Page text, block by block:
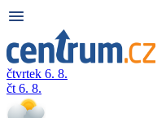
čtvrtek 6. 8.
čt 6. 8.